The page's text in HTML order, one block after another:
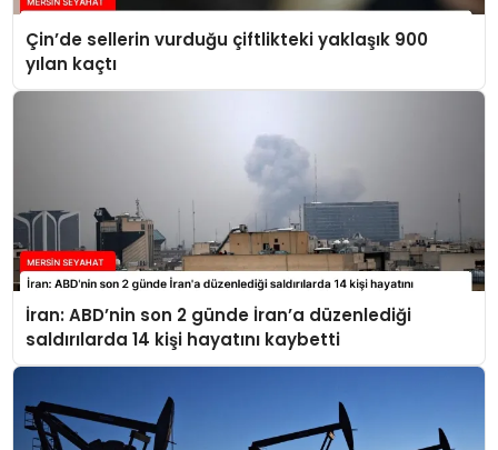
Çin’de sellerin vurduğu çiftlikteki yaklaşık 900
yılan kaçtı
İran: ABD’nin son 2 günde İran’a düzenlediği
saldırılarda 14 kişi hayatını kaybetti